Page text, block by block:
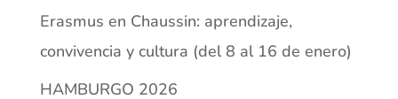
Erasmus en Chaussin: aprendizaje,
convivencia y cultura (del 8 al 16 de enero)
HAMBURGO 2026